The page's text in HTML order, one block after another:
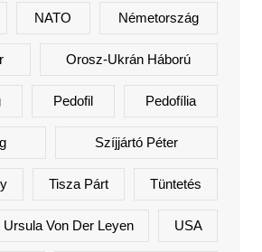
NATO Németország
Orosz-Ukrán Háború
Pedofil Pedofília
Szíjjártó Péter
Tisza Párt Tüntetés
Ursula Von Der Leyen USA